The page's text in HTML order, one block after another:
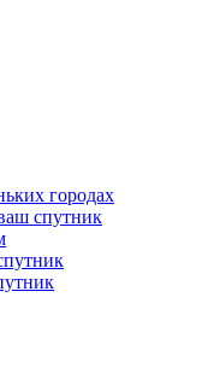
городах
спутник